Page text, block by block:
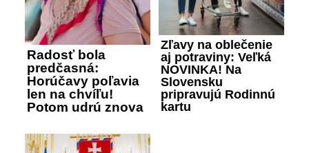
Radosť bola
predčasná:
Horúčavy poľavia
len na chvíľu!
Potom udrú znova
Zľavy na oblečenie
aj potraviny: Veľká
NOVINKA! Na
Slovensku
pripravujú Rodinnú
kartu